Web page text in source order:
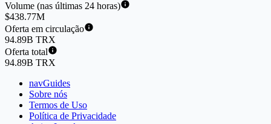
Volume (nas últimas 24 horas)
$438.77M
Oferta em circulação
94.89B TRX
Oferta total
94.89B TRX
navGuides
Sobre nós
Termos de Uso
Política de Privacidade